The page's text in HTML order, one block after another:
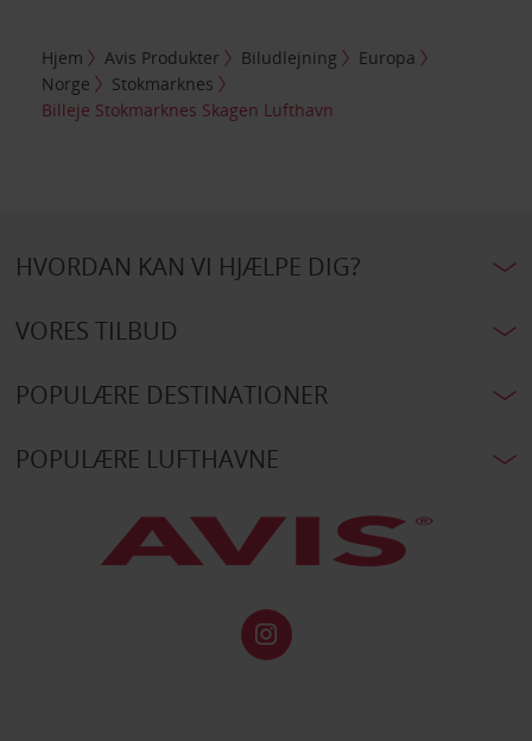
Hjem Avis Produkter Biludlejning
Europa
Norge
Stokmarknes
Billeje Stokmarknes Skagen Lufthavn
HVORDAN KAN VI HJÆLPE DIG?
VORES TILBUD
POPULÆRE DESTINATIONER
POPULÆRE LUFTHAVNE